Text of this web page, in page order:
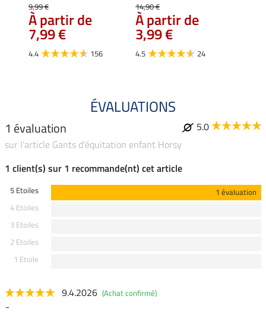
9,99 €
À partir de
7,99 €
4.4 156
14,90 €
À partir de
3,99 €
4.5 24
ÉVALUATIONS
1 évaluation
5.0
sur l'article Gants d'équitation enfant Horsy
1 client(s) sur 1 recommande(nt) cet article
5 Etoiles
1 évaluation
4 Etoiles
3 Etoiles
2 Etoiles
1 Etoile
9.4.2026 (Achat confirmé)
-